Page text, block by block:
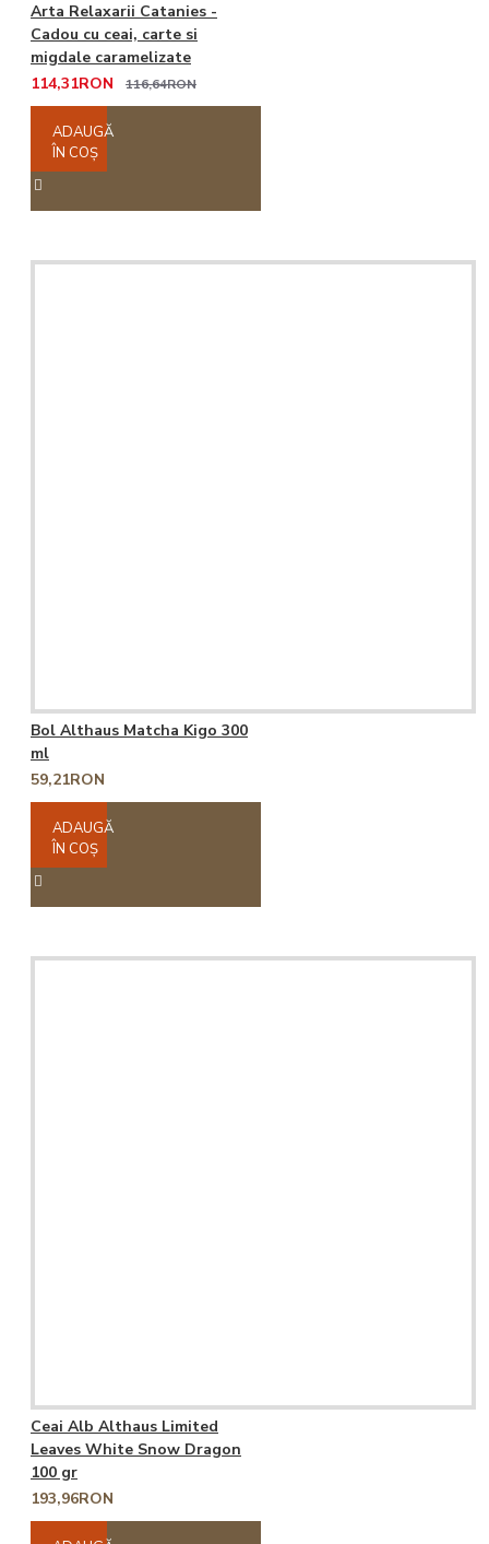
Arta Relaxarii Catanies -
Cadou cu ceai, carte si
migdale caramelizate
114,31RON
116,64RON
ADAUGĂ
ÎN COŞ
Bol Althaus Matcha Kigo 300
ml
59,21RON
ADAUGĂ
ÎN COŞ
Ceai Alb Althaus Limited
Leaves White Snow Dragon
100 gr
193,96RON